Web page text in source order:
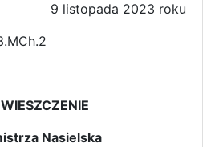
9 listopada 2023 roku
Nasielska